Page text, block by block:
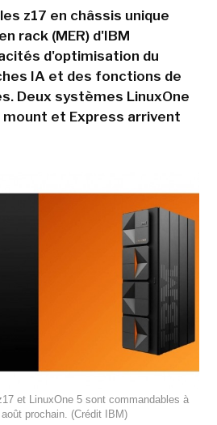
z17 en châssis unique
rack (MER) d'IBM
d'optimisation du
IA et des fonctions de
Deux systèmes LinuxOne
mount et Express arrivent
et LinuxOne 5 sont commandables à
prochain. (Crédit IBM)